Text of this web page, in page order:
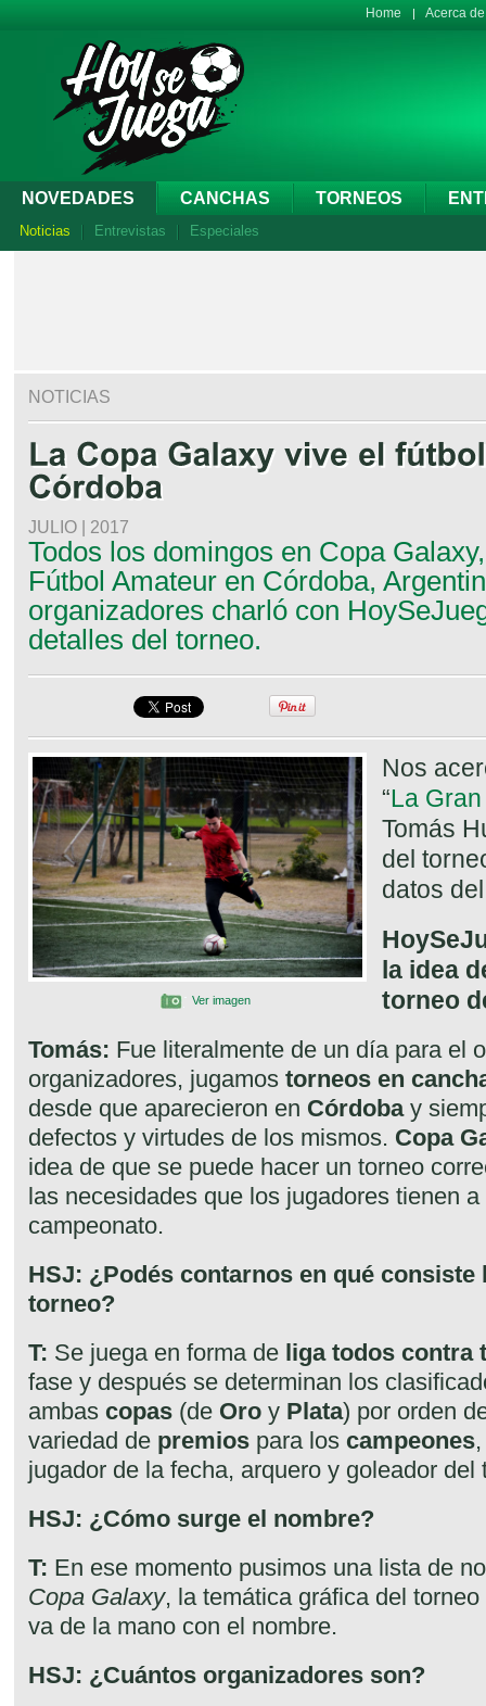
Home Acerca
NOVEDADES CANCHAS TORNEOS
Noticias Entrevistas Especiales
NOTICIAS
JULIO | 2017
Todos los domingos en Copa
Fútbol Amateur en Córdoba,
organizadores charló con
detalles del torneo.
Ver imagen
Nos
“La
Tomás
del
datos
la idea
torneo
Tomás: Fue literalmente de un día para el
organizadores, jugamos torneos en
desde que aparecieron en Córdobay
defectos y virtudes de los mismos. Copa
idea de que se puede hacer un torneo
las necesidades que los jugadores tienen
campeonato.
HSJ: ¿Podés contarnos en qué consiste
torneo?
T: Se juega en forma de liga todos contra
fase y después se determinan los
ambas copas (de Oro y Plata) por orden
variedad de premios para los campeones
jugador de la fecha, arquero y goleador del
HSJ: ¿Cómo surge el nombre?
T: En ese momento pusimos una lista de
Copa Galaxy, la temática gráfica del
va de la mano con el nombre.
HSJ: ¿Cuántos organizadores son?